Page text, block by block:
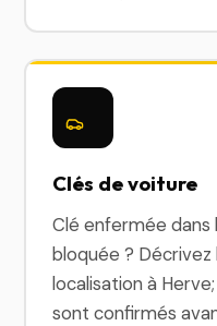
Clés de voiture
Clé enfermée
bloquée ?
localisation à
sont confirmés